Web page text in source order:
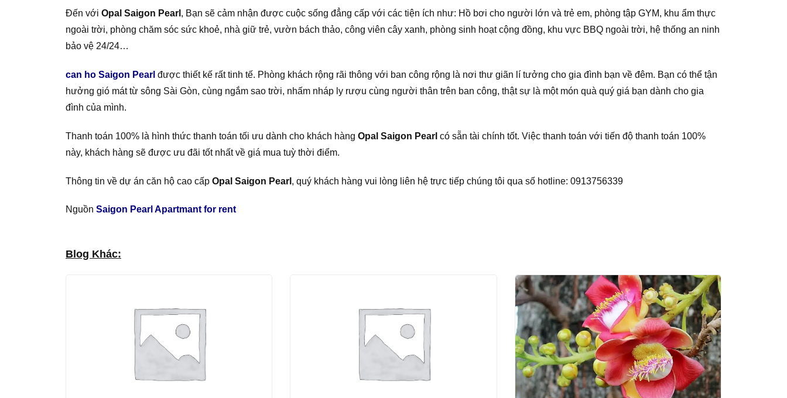
Đến với Opal Saigon Pearl , Bạn sẽ cảm nhận được cuộc sống đẳng cấp với các tiện ích như: Hồ bơi cho người lớn và trẻ em, phòng tập GYM, khu ẩm thực
ngoài trời, phòng chăm sóc sức khoẻ, nhà giữ trẻ, vườn bách thảo, công viên cây xanh, phòng sinh hoạt cộng đồng, khu vực BBQ ngoài trời, hệ thống an ninh
bảo vệ 24/24…
can ho Saigon Pearl được thiết kế rất tinh tế. Phòng khách rộng rãi thông với ban công rộng là nơi thư giãn lí tưởng cho gia đình bạn về đêm. Bạn có thể tận
hưởng gió mát từ sông Sài Gòn, cùng ngắm sao trời, nhấm nháp ly rượu cùng người thân trên ban công, thật sự là một món quà quý giá bạn dành cho gia
đình của mình.
Thanh toán 100% là hình thức thanh toán tối ưu dành cho khách hàng Opal Saigon Pearl có sẵn tài chính tốt. Việc thanh toán với tiến độ thanh toán 100%
này, khách hàng sẽ được ưu đãi tốt nhất về giá mua tuỳ thời điểm.
Thông tin về dự án căn hộ cao cấp Opal Saigon Pearl , quý khách hàng vui lòng liên hệ trực tiếp chúng tôi qua số hotline: 0913756339
Nguồn Saigon Pearl Apartmant for rent
Blog Khác: